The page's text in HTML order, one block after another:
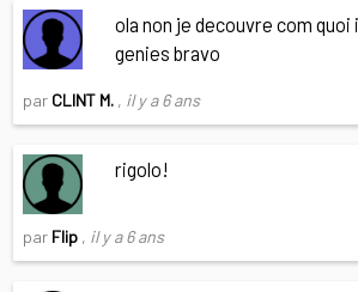
ola non je decouvre com quoi
genies bravo
par CLINT M. , il y a 6 ans
rigolo!
par Flip , il y a 6 ans